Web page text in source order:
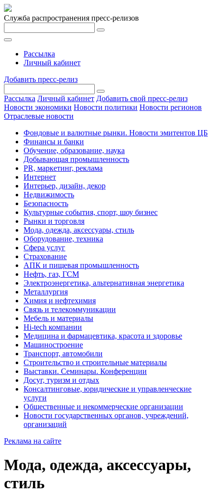
Служба распространения пресс-релизов
Рассылка
Личный кабинет
Добавить пресс-релиз
Рассылка Личный кабинет Добавить свой пресс-релиз
Новости экономики Новости политики Новости регионов
Отраслевые новости
Фондовые и валютные рынки. Новости эмитентов ЦБ
Финансы и банки
Обучение, образование, наука
Добывающая промышленность
PR, маркетинг, реклама
Интернет
Интерьер, дизайн, декор
Недвижимость
Безопасность
Культурные события, спорт, шоу бизнес
Рынки и торговля
Мода, одежда, аксессуары, стиль
Оборудование, техника
Сфера услуг
Страхование
АПК и пищевая промышленность
Нефть, газ, ГСМ
Электроэнергетика, альтернативная энергетика
Металлургия
Химия и нефтехимия
Связь и телекоммуникации
Мебель и материалы
Hi-tech компании
Медицина и фармацевтика, красота и здоровье
Машиностроение
Транспорт, автомобили
Строительство и строительные материалы
Выставки. Семинары. Конференции
Досуг, туризм и отдых
Консалтинговые, юридические и управленческие
услуги
Общественные и некоммерческие организации
Новости государственных органов, учреждений,
организаций
Реклама на сайте
Мода, одежда, аксессуары,
стиль